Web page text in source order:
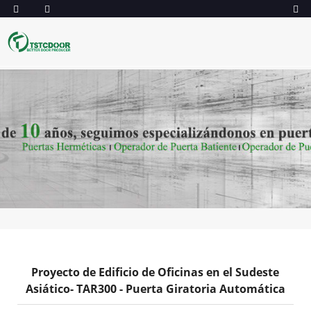
Proyecto de Edificio de Oficinas en el Sudeste
Asiático- TAR300 - Puerta Giratoria Automática